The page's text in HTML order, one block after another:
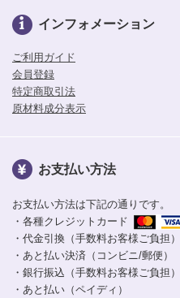
インフォメーション
ご利用ガイド
会員登録
特定商取引法
原材料成分表示
お支払い方法
お支払い方法は下記の通りです。
・各種クレジットカード
・代金引換（手数料お客様ご負担）
・あと払い決済（コンビニ/郵便）
・銀行振込（手数料お客様ご負担）
・あと払い（ペイディ）